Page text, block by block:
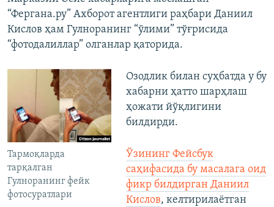
“Фергана.ру” Ахборот агентлиги раҳбари Даниил
Кислов ҳам Гулноранинг “ўлими” тўғрисида
“фотодалиллар” олганлар қаторида.
Тармоқларда
тарқалган
Гулноранинг фейк
фотосуратлари
Озодлик билан суҳбатда у бу
хабарни ҳатто шарҳлаш
ҳожати йўқлигини
билдирди.
Ўзининг Фейсбук
саҳифасида бу масалага оид
фикр билдирган Даниил
Кислов, келтирилаётган